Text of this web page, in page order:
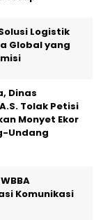
Logistik
Global yang
Dinas
Tolak Petisi
Monyet Ekor
Undang
Komunikasi